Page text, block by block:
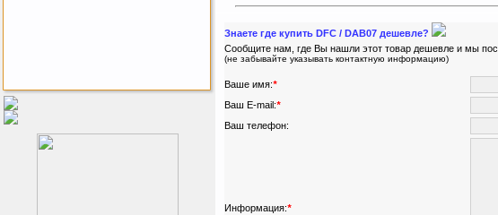
Знаете где купить DFC / DAB07 дешевле?
Сообщите нам, где Вы нашли этот товар дешевле и мы
(не забывайте указывать контактную информацию)
Ваше имя:*
Ваш E-mail:*
Ваш телефон:
Информация:*